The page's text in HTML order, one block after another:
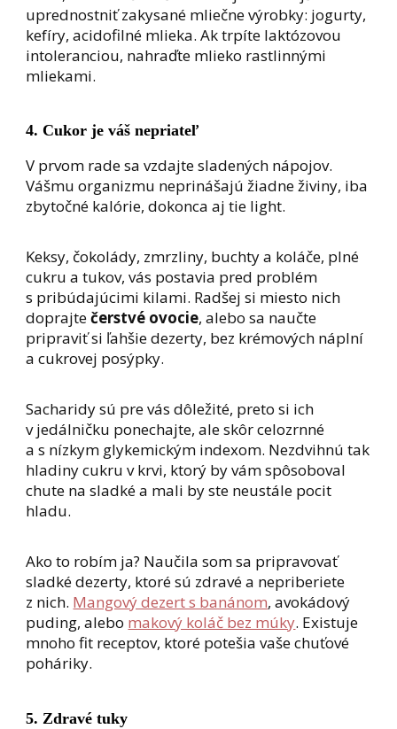
uprednostniť zakysané mliečne výrobky: jogurty,
kefíry, acidofilné mlieka. Ak trpíte laktózovou
intoleranciou, nahraďte mlieko rastlinnými
mliekami.
4. Cukor je váš nepriateľ
V prvom rade sa vzdajte sladených nápojov.
Vášmu organizmu neprinášajú žiadne živiny, iba
zbytočné kalórie, dokonca aj tie light.
Keksy, čokolády, zmrzliny, buchty a koláče, plné
cukru a tukov, vás postavia pred problém
s pribúdajúcimi kilami. Radšej si miesto nich
doprajtečerstvé ovocie, alebo sa naučte
pripraviť si ľahšie dezerty, bez krémových náplní
a cukrovej posýpky.
Sacharidy sú pre vás dôležité, preto si ich
v jedálničku ponechajte, ale skôr celozrnné
a s nízkym glykemickým indexom. Nezdvihnú tak
hladiny cukru v krvi, ktorý by vám spôsoboval
chute na sladké a mali by ste neustále pocit
hladu.
Ako to robím ja? Naučila som sa pripravovať
sladké dezerty, ktoré sú zdravé a nepriberiete
z nich. Mangový dezert s banánom, avokádový
puding, alebo makový koláč bez múky. Existuje
mnoho fit receptov, ktoré potešia vaše chuťové
poháriky.
5. Zdravé tuky